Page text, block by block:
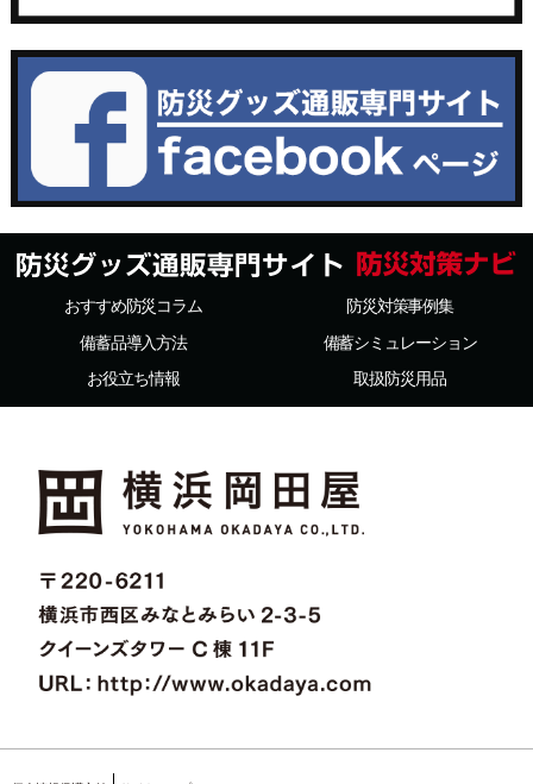
おすすめ防災コラム
防災対策事例集
備蓄品導入方法
備蓄シミュレーション
お役立ち情報
取扱防災用品